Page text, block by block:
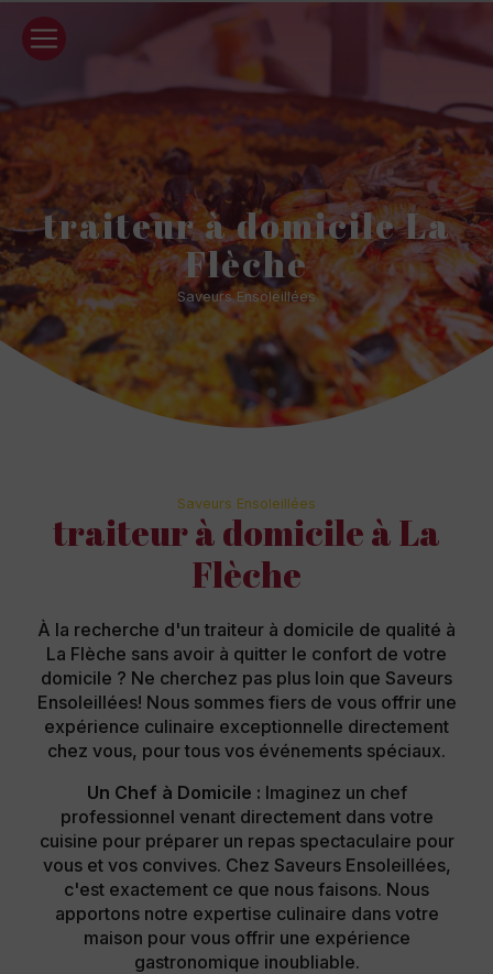
traiteur à domicile La
Flèche
Saveurs Ensoleillées
Saveurs Ensoleillées
traiteur à domicile à La
Flèche
À la recherche d'un traiteur à domicile de qualité à
La Flèche sans avoir à quitter le confort de votre
domicile ? Ne cherchez pas plus loin que Saveurs
Ensoleillées! Nous sommes fiers de vous offrir une
expérience culinaire exceptionnelle directement
chez vous, pour tous vos événements spéciaux.
Un Chef à Domicile : Imaginez un chef
professionnel venant directement dans votre
cuisine pour préparer un repas spectaculaire pour
vous et vos convives. Chez Saveurs Ensoleillées,
c'est exactement ce que nous faisons. Nous
apportons notre expertise culinaire dans votre
maison pour vous offrir une expérience
gastronomique inoubliable.
Panneau de gestion des cookies